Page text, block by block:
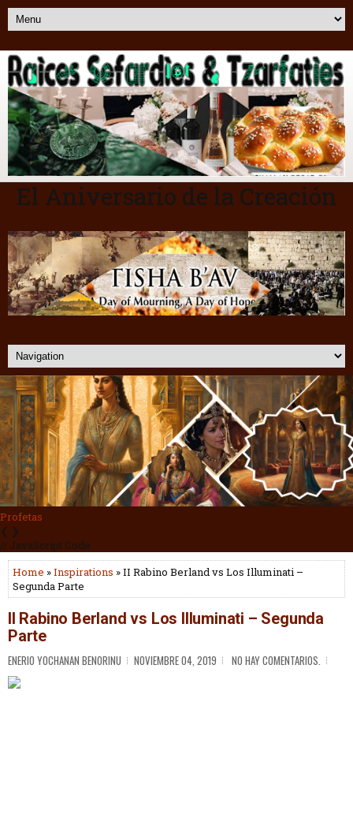
El Aniversario de la Creación
Guerreros
❮ ❯
// JavaScript Code
Home »Inspirations » II Rabino Berland vs Los Illuminati –
Segunda Parte
II Rabino Berland vs Los Illuminati – Segunda
Parte
ENERIO YOCHANAN BENORINU NOVIEMBRE 04, 2019 NO HAY COMENTARIOS.